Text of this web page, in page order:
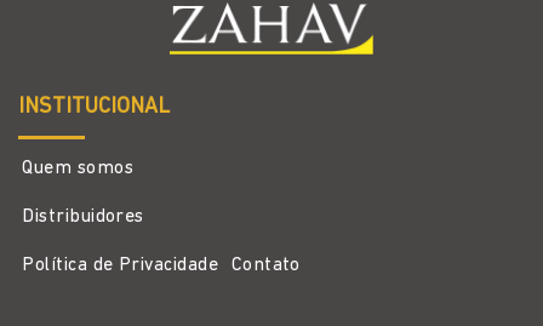
INSTITUCIONAL
Quem somos
Distribuidores
Política de Privacidade Contato